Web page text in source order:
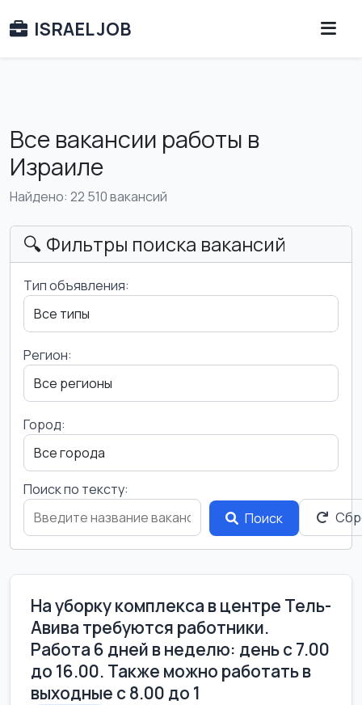
ISRAEL JOB
Все вакансии работы в
Израиле
Найдено: 22 510 вакансий
🔍 Фильтры поиска вакансий
Тип объявления:
Регион:
Город:
Поиск по тексту:
Поиск
На уборку комплекса в центре Тель-
Авива требуются работники.
Работа 6 дней в неделю: день с 7.00
до 16.00. Также можно работать в
выходные с 8.00 до 1